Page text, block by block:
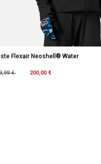
Flexair Neoshell® Water
reduced from
€to 200,00 €